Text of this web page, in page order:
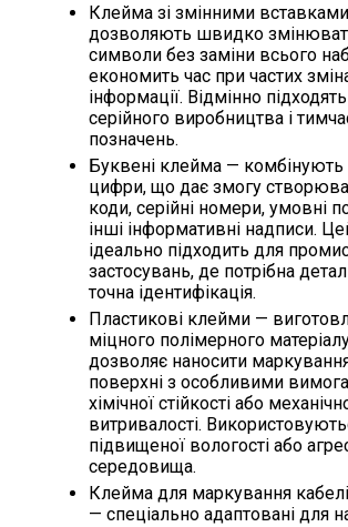
Клейма зі змінними
дозволяють швидко
символи без заміни всього
економить час при частих
інформації. Відмінно
серійного виробництва і
позначень.
Буквені клейма — комбінують
цифри, що дає змогу
коди, серійні номери, умовні
інші інформативні надписи.
ідеально підходить для
застосувань, де потрібна
точна ідентифікація.
Пластикові клейми —
міцного полімерного
дозволяє наносити
поверхні з особливими
хімічної стійкості або
витривалості.
підвищеної вологості або
середовища.
Клейма для маркування
— спеціально адаптовані для